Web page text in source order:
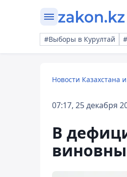
#Выборы в Курултай
Новости Казахстана
07:17, 25 декабря
В